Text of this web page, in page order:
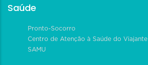
Saúde
Pronto-Socorro
Centro de Atenção à Saúde do Viajante
SAMU